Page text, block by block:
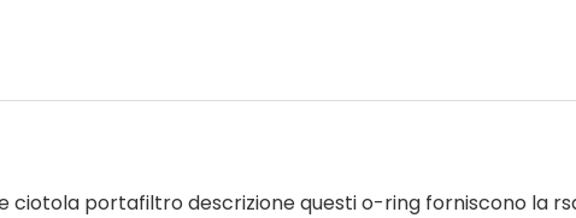
portafiltro descrizione questi o-ring forniscono la